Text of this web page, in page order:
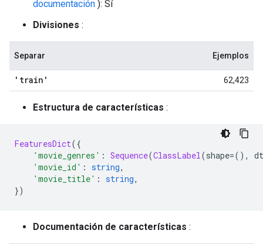
documentación ): Sí
Divisiones :
Separar Ejemplos
'train' 62,423
Estructura de características :
FeaturesDict({
'movie_genres' : Sequence(ClassLabel(shape=(),
'movie_id' : string,
'movie_title' : string,
})
Documentación de características :